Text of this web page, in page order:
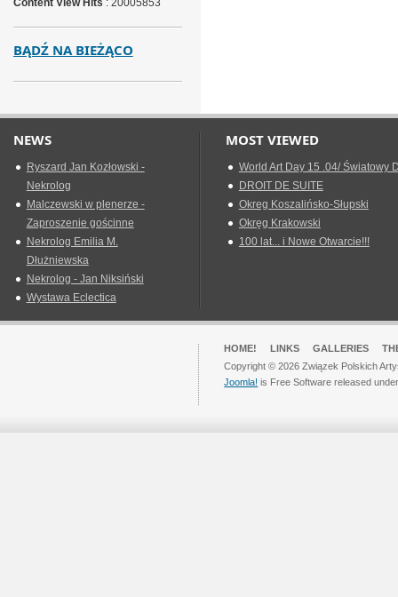
Content View Hits : 20005853
BĄDŹ NA BIEŻĄCO
NEWS
Ryszard Jan Kozłowski -
Nekrolog
Malczewski w plenerze -
Zaproszenie gościnne
Nekrolog Emilia M.
Dłużniewska
Nekrolog - Jan Niksiński
Wystawa Eclectica
MOST VIEWED
World Art Day 15 .04/ Światowy
DROIT DE SUITE
Okreg Koszalińsko-Słupski
Okręg Krakowski
100 lat... i Nowe Otwarcie!!!
HOME! LINKS GALLERIES
Copyright © 2026 Związek Polskich
Joomla! is Free Software released